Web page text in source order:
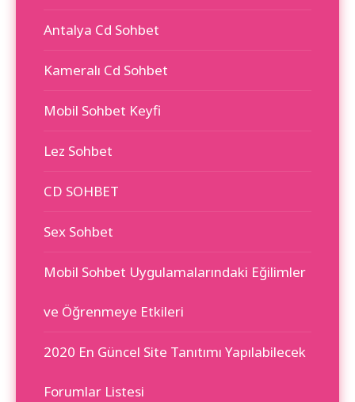
Antalya Cd Sohbet
Kameralı Cd Sohbet
Mobil Sohbet Keyfi
Lez Sohbet
CD SOHBET
Sex Sohbet
Mobil Sohbet Uygulamalarındaki Eğilimler
ve Öğrenmeye Etkileri
2020 En Güncel Site Tanıtımı Yapılabilecek
Forumlar Listesi